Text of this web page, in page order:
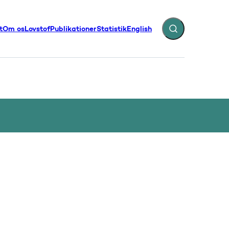
Om osLovstofPublikationerStatistikEnglish Fold søgefelt ud
- Flere links